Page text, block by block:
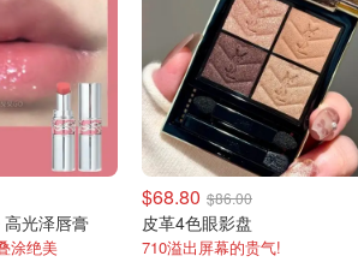
光泽唇膏
涂绝美
$68.80 $86.00
皮革4色眼影盘
710溢出屏幕的贵气!